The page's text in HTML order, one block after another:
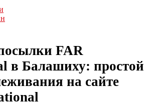
FAR
в Балашиху: простой
на сайте